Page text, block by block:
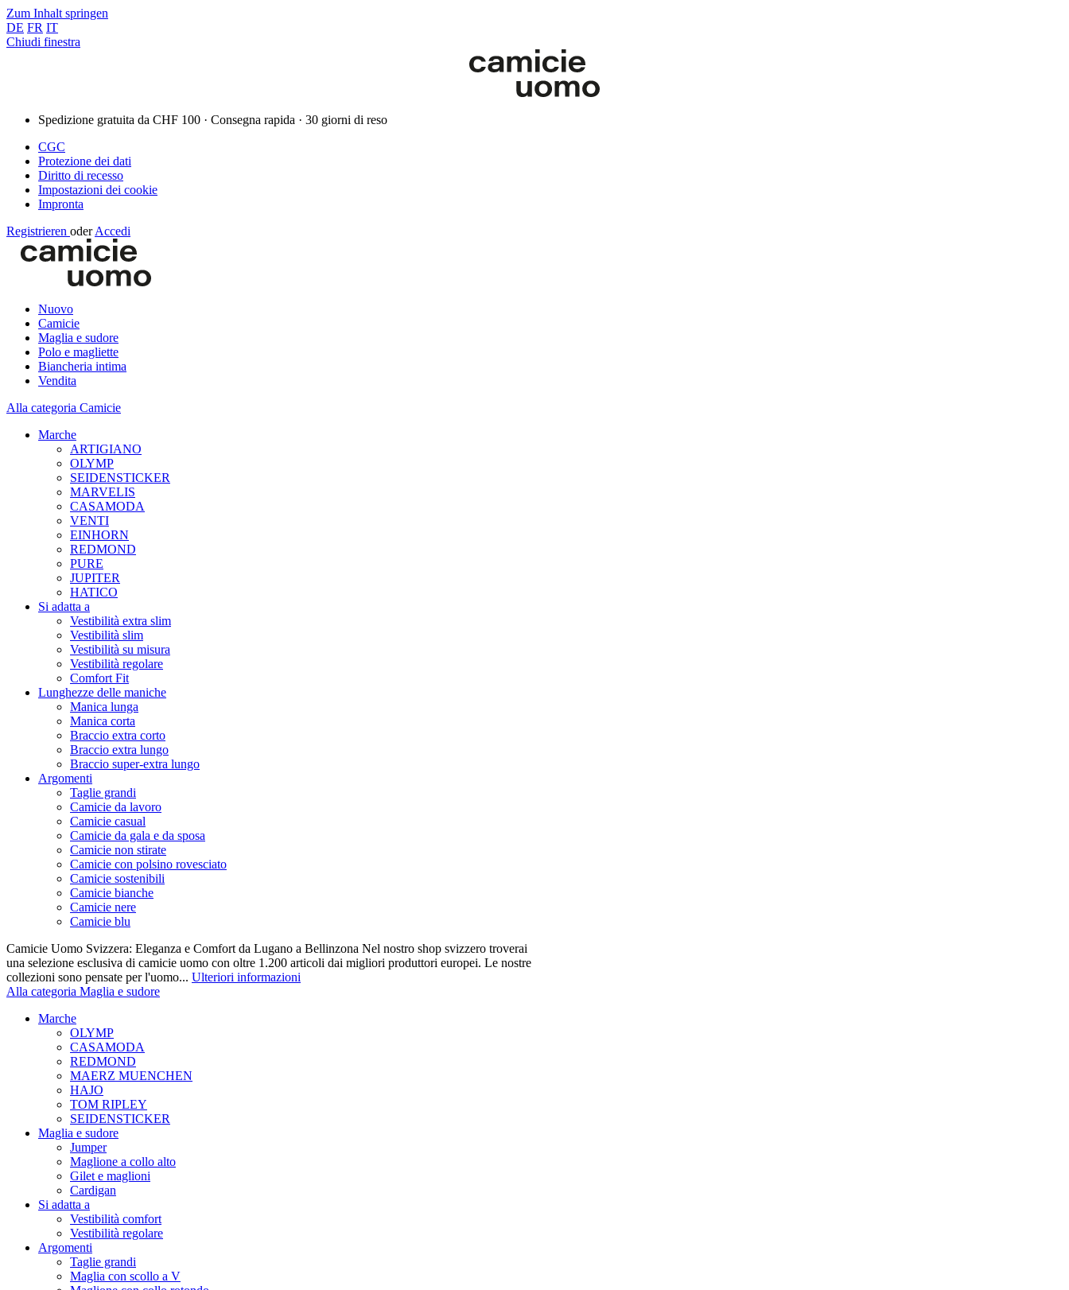
Zum Inhalt springen
DE FR IT
Chiudi finestra
Spedizione gratuita da CHF 100 · Consegna rapida · 30 giorni di reso
CGC
Protezione dei dati
Diritto di recesso
Impostazioni dei cookie
Impronta
Registrieren oder Accedi
Nuovo
Camicie
Maglia e sudore
Polo e magliette
Biancheria intima
Vendita
Alla categoria Camicie
Marche
ARTIGIANO
OLYMP
SEIDENSTICKER
MARVELIS
CASAMODA
VENTI
EINHORN
REDMOND
PURE
JUPITER
HATICO
Si adatta a
Vestibilità extra slim
Vestibilità slim
Vestibilità su misura
Vestibilità regolare
Comfort Fit
Lunghezze delle maniche
Manica lunga
Manica corta
Braccio extra corto
Braccio extra lungo
Braccio super-extra lungo
Argomenti
Taglie grandi
Camicie da lavoro
Camicie casual
Camicie da gala e da sposa
Camicie non stirate
Camicie con polsino rovesciato
Camicie sostenibili
Camicie bianche
Camicie nere
Camicie blu
Camicie Uomo Svizzera: Eleganza e Comfort da Lugano a Bellinzona Nel nostro shop svizzero troverai
una selezione esclusiva di camicie uomo con oltre 1.200 articoli dai migliori produttori europei. Le nostre
collezioni sono pensate per l'uomo... Ulteriori informazioni
Alla categoria Maglia e sudore
Marche
OLYMP
CASAMODA
REDMOND
MAERZ MUENCHEN
HAJO
TOM RIPLEY
SEIDENSTICKER
Maglia e sudore
Jumper
Maglione a collo alto
Gilet e maglioni
Cardigan
Si adatta a
Vestibilità comfort
Vestibilità regolare
Argomenti
Taglie grandi
Maglia con scollo a V